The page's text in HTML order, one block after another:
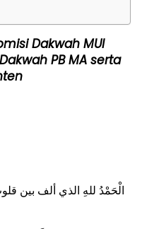
Dakwah MUI
PB MA serta
الْحَمْدُ للهِ الذي ألف بين